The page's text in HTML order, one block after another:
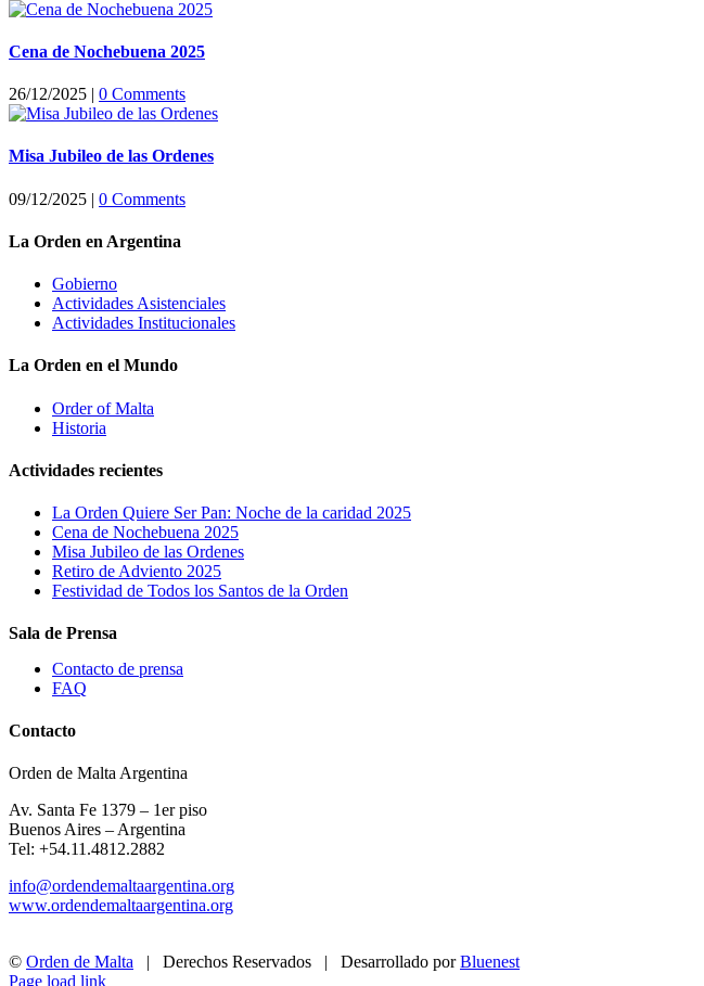
Cena de Nochebuena 2025
26/12/2025 | 0 Comments
Misa Jubileo de las Ordenes
09/12/2025 | 0 Comments
La Orden en Argentina
Gobierno
Actividades Asistenciales
Actividades Institucionales
La Orden en el Mundo
Order of Malta
Historia
Actividades recientes
La Orden Quiere Ser Pan: Noche de la caridad 2025
Cena de Nochebuena 2025
Misa Jubileo de las Ordenes
Retiro de Adviento 2025
Festividad de Todos los Santos de la Orden
Sala de Prensa
Contacto de prensa
FAQ
Contacto
Orden de Malta Argentina
Av. Santa Fe 1379 – 1er piso
Buenos Aires – Argentina
Tel: +54.11.4812.2882
info@ordendemaltaargentina.org
www.ordendemaltaargentina.org
© Orden de Malta | Derechos Reservados | Desarrollado porBluenest
Facebook
Instagram
YouTube
Page load link